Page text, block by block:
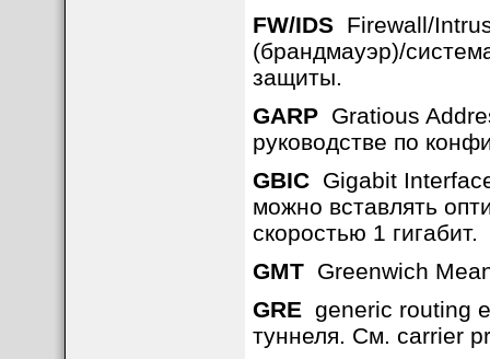
FW/IDSFirewall/
(брандмауэр)/
защиты.
GARPGratious
руководстве по
GBICGigabit
можно вставлять
скоростью 1 гигабит.
GMTGreenwich
GRE generic routing
туннеля. См. carrier